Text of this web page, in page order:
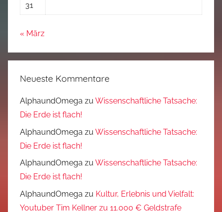
31
« März
Neueste Kommentare
AlphaundOmega zu Wissenschaftliche Tatsache:
Die Erde ist flach!
AlphaundOmega zu Wissenschaftliche Tatsache:
Die Erde ist flach!
AlphaundOmega zu Wissenschaftliche Tatsache:
Die Erde ist flach!
AlphaundOmega zu Kultur, Erlebnis und Vielfalt:
Youtuber Tim Kellner zu 11.000 € Geldstrafe